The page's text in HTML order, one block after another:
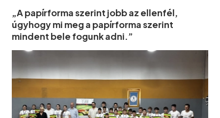
„A papírforma szerint jobb az ellenfél,
úgyhogy mi meg a papírforma szerint
mindent bele fogunk adni.”